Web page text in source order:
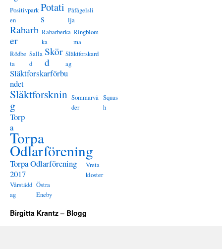
Positivpark
en
Potati
s
Påfågelsli
lja
Rabarb
er
Rabarberka
ka
Ringblom
ma
Rödbe
ta
Salla
d
Skör
d
Släktforskard
ag
Släktforskarförbu
ndet
Släktforsknin
g
Sommarvä
der
Squas
h
Torp
a
Torpa
Odlarförening
Torpa Odlarförening
2017
Vreta
kloster
Vårstädd
ag
Östra
Eneby
Birgitta Krantz – Blogg